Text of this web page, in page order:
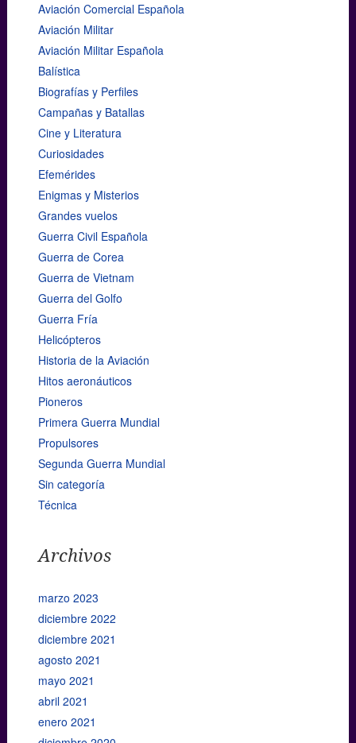
Aviación Comercial Española
Aviación Militar
Aviación Militar Española
Balística
Biografías y Perfiles
Campañas y Batallas
Cine y Literatura
Curiosidades
Efemérides
Enigmas y Misterios
Grandes vuelos
Guerra Civil Española
Guerra de Corea
Guerra de Vietnam
Guerra del Golfo
Guerra Fría
Helicópteros
Historia de la Aviación
Hitos aeronáuticos
Pioneros
Primera Guerra Mundial
Propulsores
Segunda Guerra Mundial
Sin categoría
Técnica
Archivos
marzo 2023
diciembre 2022
diciembre 2021
agosto 2021
mayo 2021
abril 2021
enero 2021